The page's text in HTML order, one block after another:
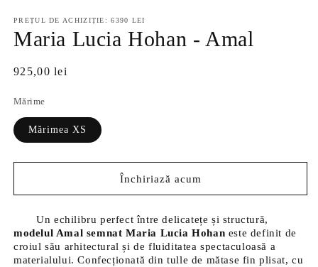
PREȚUL DE ACHIZIȚIE: 6390 LEI
Maria Lucia Hohan - Amal
Preț
925,00 lei
Mărime
Mărimea XS
Închiriază acum
Un echilibru perfect între delicatețe și structură,
modelul Amal semnat Maria Lucia Hohan este definit de
croiul său arhitectural și de fluiditatea spectaculoasă a
materialului. Confecționată din tulle de mătase fin plisat, cu